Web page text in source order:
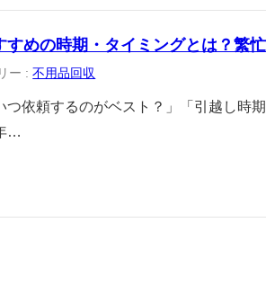
すめの時期・タイミングとは？繁
ー :不用品回収
つ依頼するのがベスト？」「引越し時
…